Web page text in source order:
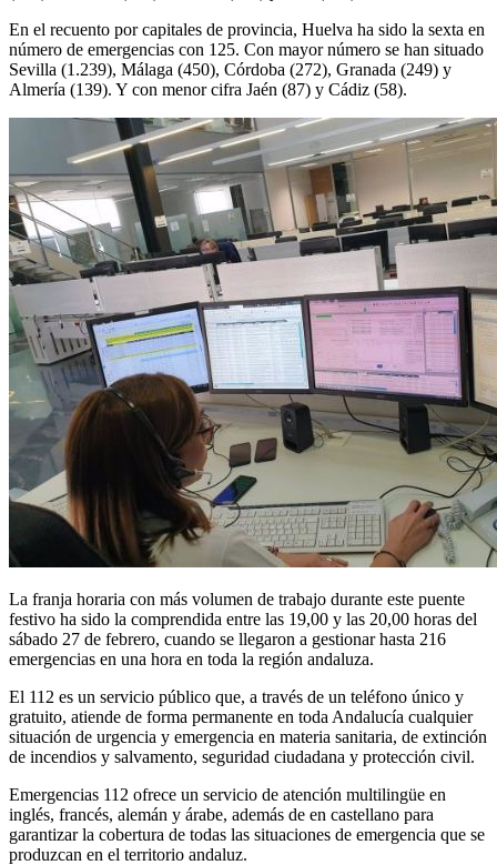
En el recuento por capitales de provincia, Huelva ha sido la sexta en
número de emergencias con 125. Con mayor número se han situado
Sevilla (1.239), Málaga (450), Córdoba (272), Granada (249) y
Almería (139). Y con menor cifra Jaén (87) y Cádiz (58).
La franja horaria con más volumen de trabajo durante este puente
festivo ha sido la comprendida entre las 19,00 y las 20,00 horas del
sábado 27 de febrero, cuando se llegaron a gestionar hasta 216
emergencias en una hora en toda la región andaluza.
El 112 es un servicio público que, a través de un teléfono único y
gratuito, atiende de forma permanente en toda Andalucía cualquier
situación de urgencia y emergencia en materia sanitaria, de extinción
de incendios y salvamento, seguridad ciudadana y protección civil.
Emergencias 112 ofrece un servicio de atención multilingüe en
inglés, francés, alemán y árabe, además de en castellano para
garantizar la cobertura de todas las situaciones de emergencia que se
produzcan en el territorio andaluz.